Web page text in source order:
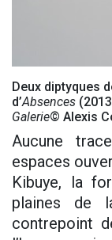
Deux diptyques
d’Absences
Galerie© Alexis
Aucune
espaces
Kibuye, la
plaines de
contrepoint